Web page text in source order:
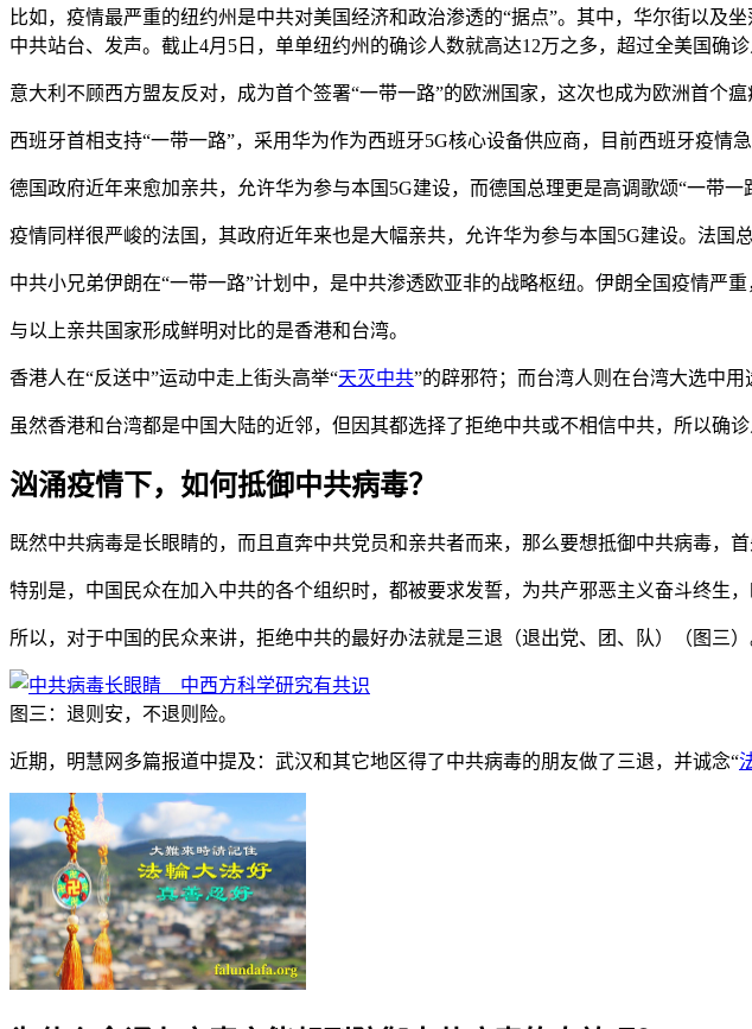
比如，疫情最严重的纽约州是中共对美国经济和政治渗透的“据点”。其中，华尔街以
中共站台、发声。截止4月5日，单单纽约州的确诊人数就高达12万之多，超过全美国确诊
意大利不顾西方盟友反对，成为首个签署“一带一路”的欧洲国家，这次也成为欧洲首个瘟
西班牙首相支持“一带一路”，采用华为作为西班牙5G核心设备供应商，目前西班牙疫情
德国政府近年来愈加亲共，允许华为参与本国5G建设，而德国总理更是高调歌颂“一带
疫情同样很严峻的法国，其政府近年来也是大幅亲共，允许华为参与本国5G建设。法国
中共小兄弟伊朗在“一带一路”计划中，是中共渗透欧亚非的战略枢纽。伊朗全国疫情严重
与以上亲共国家形成鲜明对比的是香港和台湾。
香港人在“反送中”运动中走上街头高举“天灭中共”的辟邪符；而台湾人则在台湾大选中用
虽然香港和台湾都是中国大陆的近邻，但因其都选择了拒绝中共或不相信中共，所以确
汹涌疫情下，如何抵御中共病毒？
既然中共病毒是长眼睛的，而且直奔中共党员和亲共者而来，那么要想抵御中共病毒，首
特别是，中国民众在加入中共的各个组织时，都被要求发誓，为共产邪恶主义奋斗终生
所以，对于中国的民众来讲，拒绝中共的最好办法就是三退（退出党、团、队）（图三
图三：退则安，不退则险。
近期，明慧网多篇报道中提及：武汉和其它地区得了中共病毒的朋友做了三退，并诚念“